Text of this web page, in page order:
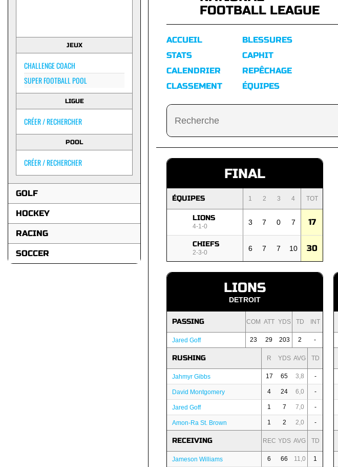
JEUX
CHALLENGE COACH
SUPER FOOTBALL POOL
LIGUE
CRÉER / RECHERCHER
POOL
CRÉER / RECHERCHER
GOLF
HOCKEY
RACING
SOCCER
FOOTBALL LEAGUE
ACCUEIL
STATS
CALENDRIER
CLASSEMENT
BLESSURES
CAPHIT
REPÊCHAGE
ÉQUIPES
FINAL
ÉQUIPES 1 2 3 4 TOT
LIONS
4-1-0 3 7 0 7 17
CHIEFS
2-3-0 6 7 7 10 30
LIONS
DETROIT
PASSING COM ATT YDS TD INT
Jared Goff 23 29 203 2 -
RUSHING R YDS AVG TD
Jahmyr Gibbs 17 65 3,8 -
David Montgomery 4 24 6,0 -
Jared Goff 1 7 7,0 -
Amon-Ra St. Brown 1 2 2,0 -
RECEIVING REC YDS AVG TD
Jameson Williams 6 66 11,0 1